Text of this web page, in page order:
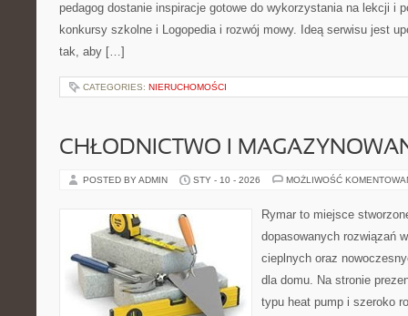
pedagog dostanie inspiracje gotowe do wykorzystania na lekcji i
konkursy szkolne i Logopedia i rozwój mowy. Ideą serwisu jest
tak, aby […]
CATEGORIES: NIERUCHOMOŚCI
CHŁODNICTWO I
POSTED BY ADMIN STY - 10 - 2026 MOŻLIWOŚĆ
Rymar to miejsce
dopasowanych rozwiązań
cieplnych oraz
dla domu. Na stronie
typu heat pump i szeroko